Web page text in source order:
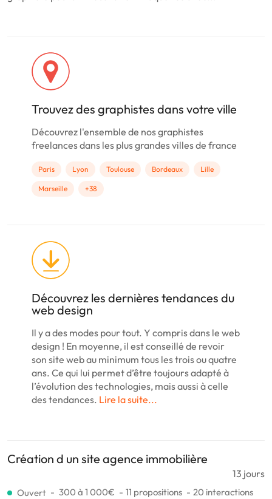
Trouvez des graphistes dans votre ville
Découvrez l'ensemble de nos graphistes
freelances dans les plus grandes villes de france
Paris Lyon Toulouse Bordeaux Lille
Marseille +38
Découvrez les dernières tendances du
web design
Il y a des modes pour tout. Y compris dans le web
design ! En moyenne, il est conseillé de revoir
son site web au minimum tous les trois ou quatre
ans. Ce qui lui permet d’être toujours adapté à
l’évolution des technologies, mais aussi à celle
des tendances. Lire la suite...
Création d un site agence immobilière
13 jours
Ouvert 300 à 1 000€ 11 propositions 20 interactions